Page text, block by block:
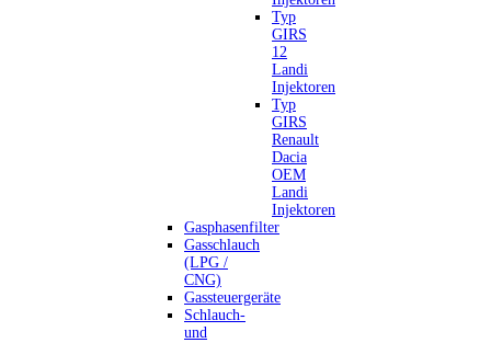
Typ
GIRS
12
Landi
Injektoren
Typ
GIRS
Renault
Dacia
OEM
Landi
Injektoren
Gasphasenfilter
Gasschlauch
(LPG /
CNG)
Gassteuergeräte
Schlauch-
und